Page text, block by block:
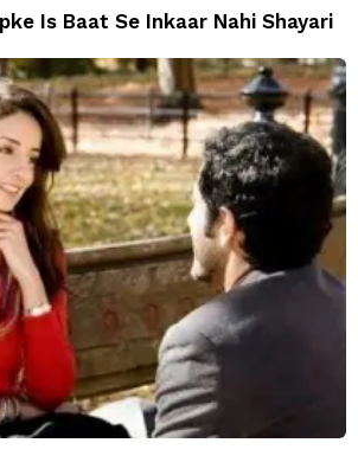
Is Baat Se Inkaar Nahi Shayari